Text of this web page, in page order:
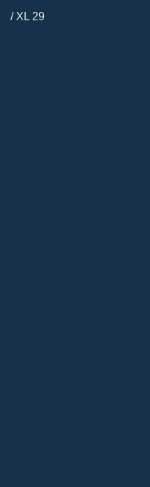
/ XL 29